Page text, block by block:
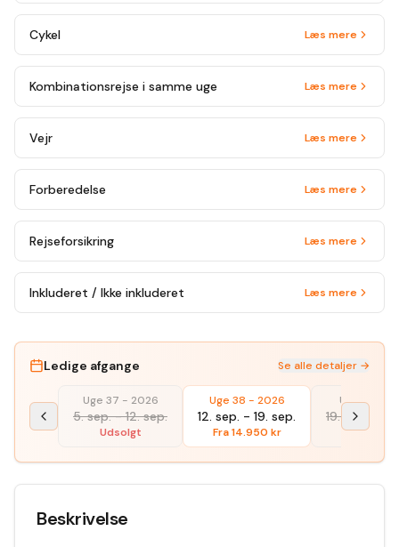
Cykel Læs mere
Kombinationsrejse i samme uge Læs mere
Vejr Læs mere
Forberedelse Læs mere
Rejseforsikring Læs mere
Inkluderet / Ikke inkluderet Læs mere
Ledige afgange Se alle detaljer →
Uge 37 - 2026
5. sep.-12. sep.
Udsolgt
Uge 38 - 2026
12. sep. - 19. sep.
Fra14.950 kr
Uge 39 -
19. sep.
Udsolgt
Beskrivelse